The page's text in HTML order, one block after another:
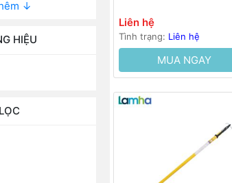
↓
HIỆU
Liên hệ
Tình trạng: Liên hệ
MUA NGAY